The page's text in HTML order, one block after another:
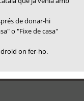
de donar-hi
o "Fixe de casa"
on fer-ho.